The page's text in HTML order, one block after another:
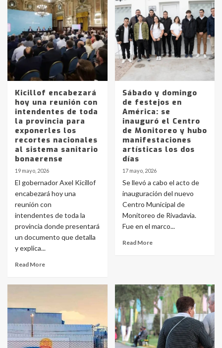
Kicillof encabezará
hoy una reunión con
intendentes de toda
la provincia para
exponerles los
recortes nacionales
al sistema sanitario
bonaerense
19 mayo, 2026
El gobernador Axel Kicillof
encabezará hoy una
reunión con
intendentes de toda la
provincia donde presentará
un documento que detalla
y explica...
Read More
Sábado y domingo
de festejos en
América: se
inauguró el Centro
de Monitoreo y hubo
manifestaciones
artísticas los dos
días
17 mayo, 2026
Se llevó a cabo el acto de
inauguración del nuevo
Centro Municipal de
Monitoreo de Rivadavia.
Fue en el marco...
Read More